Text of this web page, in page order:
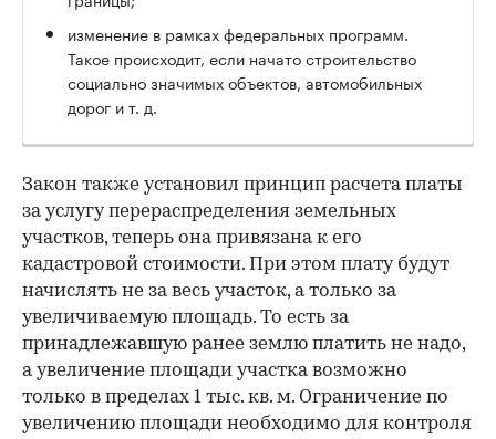
изменение в рамках федеральных программ.
Такое происходит, если начато строительство
социально значимых объектов, автомобильных
дорог и т. д.
Закон также установил принцип расчета платы
за услугу перераспределения земельных
участков, теперь она привязана к его
кадастровой стоимости. При этом плату будут
начислять не за весь участок, а только за
увеличиваемую площадь. То есть за
принадлежавшую ранее землю платить не надо,
а увеличение площади участка возможно
только в пределах 1 тыс. кв. м. Ограничение по
увеличению площади необходимо для контроля